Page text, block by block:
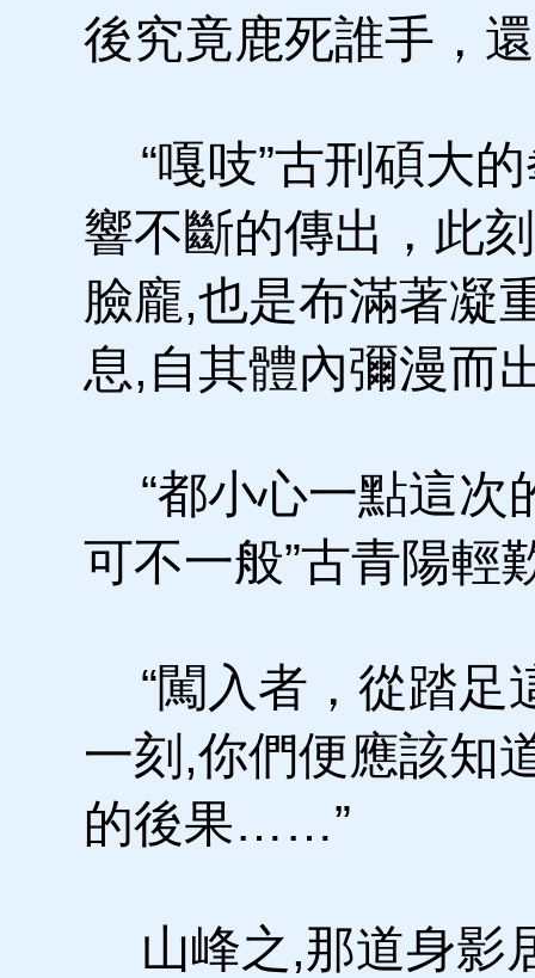
後究竟鹿死誰手，
“嘎吱”古刑碩大
響不斷的傳出，此
臉龐,也是布滿著凝
息,自其體內彌漫而
“都小心一點這次
可不一般”古青陽輕
“闖入者，從踏足
一刻,你們便應該知
的後果……”
山峰之,那道身影